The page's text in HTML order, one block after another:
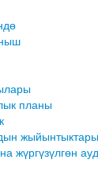
планы
жыйынтыктары
жүргүзүлгөн